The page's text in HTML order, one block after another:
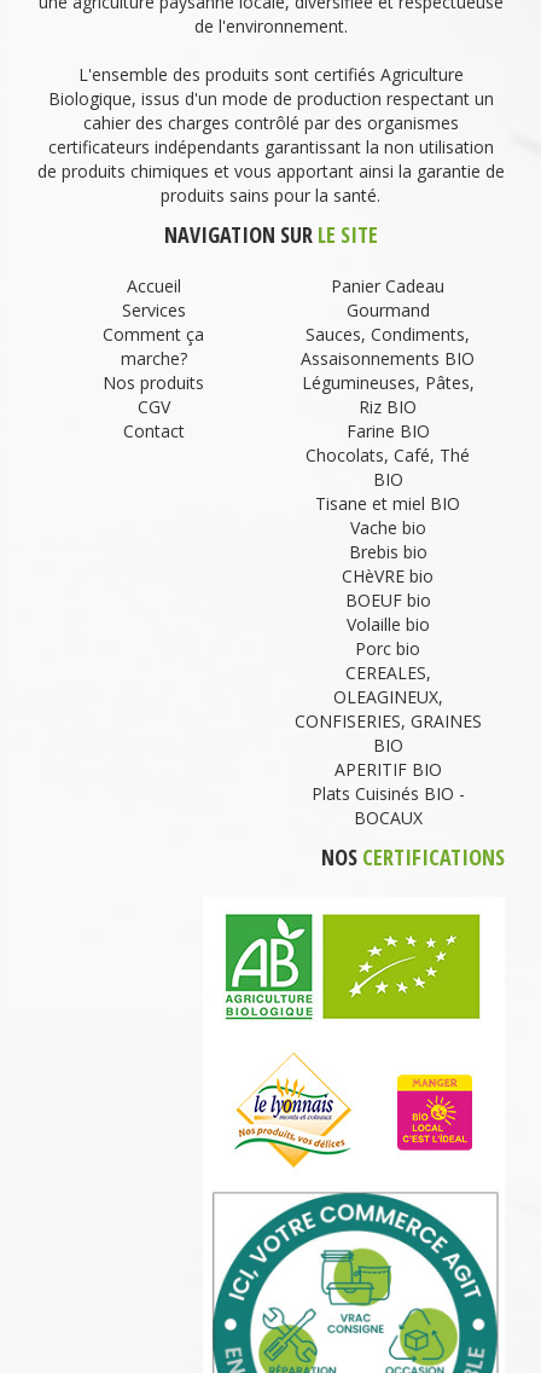
de l'environnement.
L'ensemble des produits sont certifiés Agriculture
Biologique, issus d'un mode de production respectant un
cahier des charges contrôlé par des organismes
certificateurs indépendants garantissant la non utilisation
de produits chimiques et vous apportant ainsi la garantie de
produits sains pour la santé.
NAVIGATION SUR LE SITE
Accueil
Services
Comment ça
marche?
Nos produits
CGV
Contact
Panier Cadeau
Gourmand
Sauces, Condiments,
Assaisonnements BIO
Légumineuses, Pâtes,
Riz BIO
Farine BIO
Chocolats, Café, Thé
BIO
Tisane et miel BIO
Vache bio
Brebis bio
CHèVRE bio
BOEUF bio
Volaille bio
Porc bio
CEREALES,
OLEAGINEUX,
CONFISERIES, GRAINES
BIO
APERITIF BIO
Plats Cuisinés BIO -
BOCAUX
NOS CERTIFICATIONS